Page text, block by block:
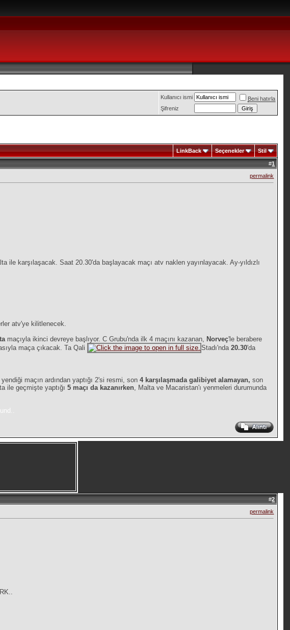
Kullanıcı ismi
Beni hatırla
Şifreniz
LinkBack Seçenekler Stil
#1
permalink
ile karşılaşacak. Saat 20.30'da başlayacak maçı atv naklen yayınlayacak. Ay-yıldızlı
atv'ye kilitlenecek.
maçıyla ikinci devreye başlıyor. C Grubu'nda ilk 4 maçını kazanan, Norveç'le berabere
maça çıkacak. Ta Qali Stadı'nda20.30'da
yendiği maçın ardından yaptığı 2'si resmi, son4 karşılaşmada galibiyet alamayan,son
ile geçmişte yaptığı5 maçı da kazanırken, Malta ve Macaristan'ı yenmeleri durumunda
#2
permalink